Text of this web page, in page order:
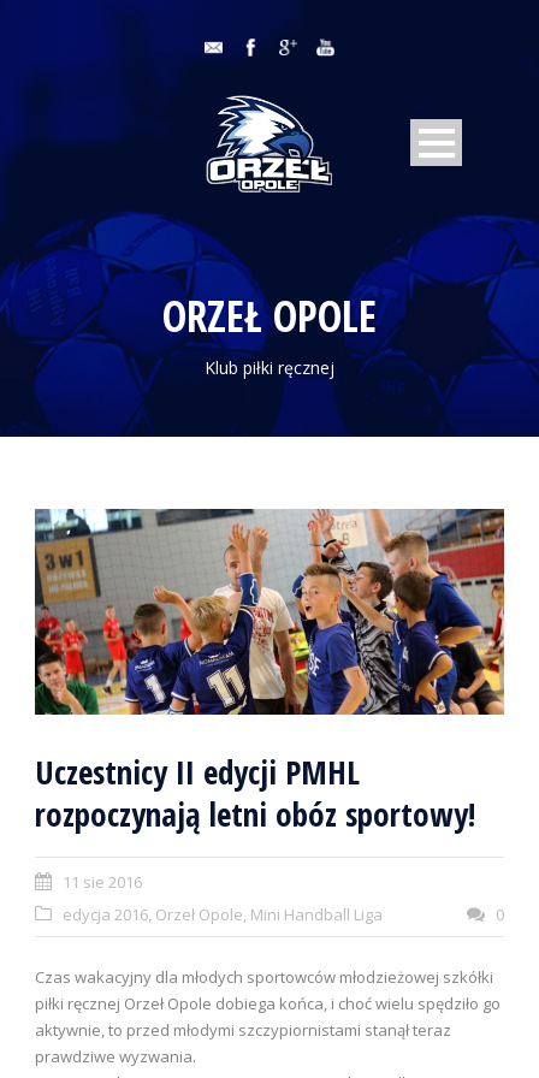
ORZEŁ OPOLE
Klub piłki ręcznej
Uczestnicy II edycji PMHL
rozpoczynają letni obóz sportowy!
11 sie 2016
edycja 2016, Orzeł Opole, Mini Handball Liga 0
Czas wakacyjny dla młodych sportowców młodzieżowej szkółki
piłki ręcznej Orzeł Opole dobiega końca, i choć wielu spędziło go
aktywnie, to przed młodymi szczypiornistami stanął teraz
prawdziwe wyzwania.